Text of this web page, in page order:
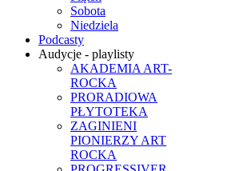
Sobota
Niedziela
Podcasty
Audycje - playlisty
AKADEMIA ART-
ROCKA
PRORADIOWA
PŁYTOTEKA
ZAGINIENI
PIONIERZY ART
ROCKA